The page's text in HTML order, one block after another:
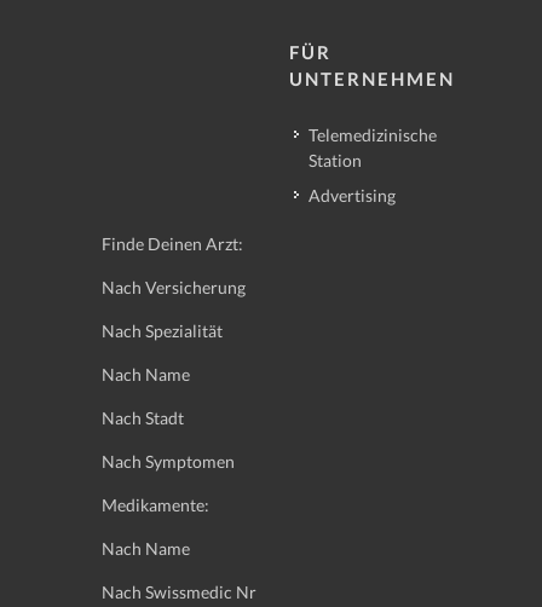
FÜR
UNTERNEHMEN
Telemedizinische
Station
Advertising
Finde Deinen Arzt:
Nach Versicherung
Nach Spezialität
Nach Name
Nach Stadt
Nach Symptomen
Medikamente:
Nach Name
Nach Swissmedic Nr